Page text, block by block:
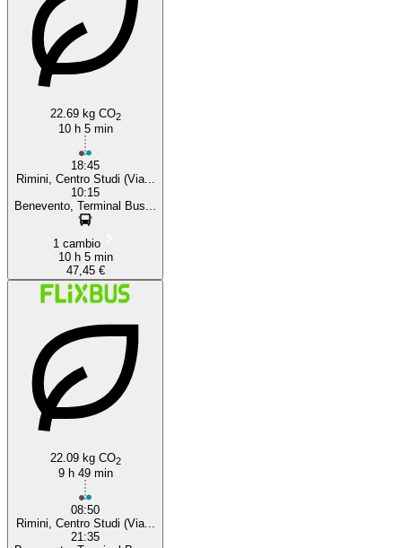
22.69 kg CO2
10 h 5 min
18:45
Rimini, Centro Studi (Via...
10:15
Benevento, Terminal Bus...
1 cambio
10 h 5 min
47,45 €
22.09 kg CO2
9 h 49 min
08:50
Rimini, Centro Studi (Via...
21:35